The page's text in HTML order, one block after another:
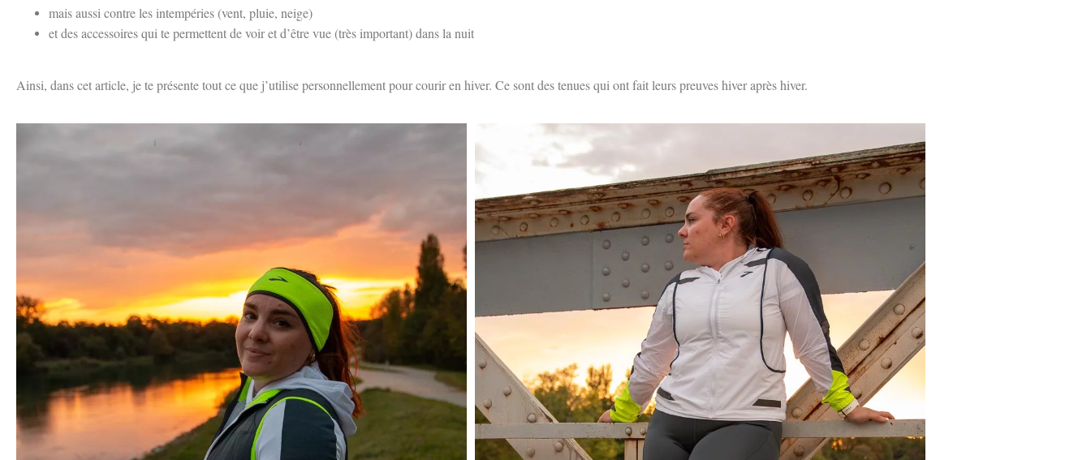
mais aussi contre les intempéries (vent, pluie, neige)
et des accessoires qui te permettent de voir et d’être vue (très important) dans la nuit
Ainsi, dans cet article, je te présente tout ce que j’utilise personnellement pour courir en hiver. Ce sont des tenues qui ont fait leurs preuves hiver après hiver.